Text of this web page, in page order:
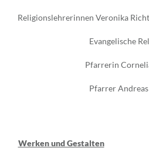
Religionslehrerinnen Veronika
Evangelische
Pfarrerin
Pfarrer
Werken und Gestalten